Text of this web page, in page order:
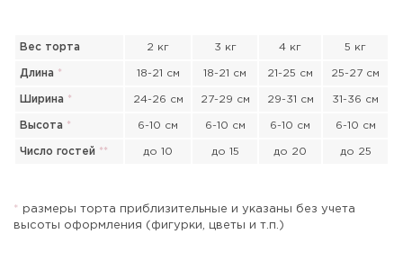
Вес торта 2 кг 3 кг 4 кг 5 кг
Длина * 18-21 см 18-21 см 21-25 см 25-27 см
Ширина * 24-26 см 27-29 см 29-31 см 31-36 см
Высота * 6-10 см 6-10 см 6-10 см 6-10 см
Число гостей ** до 10 до 15 до 20 до 25
*
размеры торта приблизительные и указаны без учета
высоты оформления (фигурки, цветы и т.п.)
Прикрепить файл или фото